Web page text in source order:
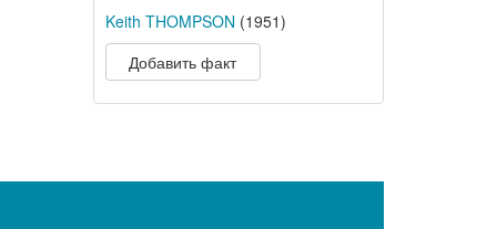
Keith THOMPSON (1951)
Добавить факт